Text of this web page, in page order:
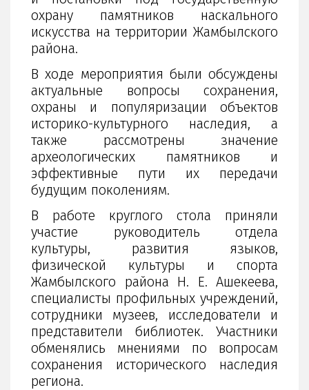
охрану памятников наскального
искусства на территории Жамбылского
района.
В ходе мероприятия были обсуждены
актуальные вопросы сохранения,
охраны и популяризации объектов
историко-культурного наследия, а
также рассмотрены значение
археологических памятников и
эффективные пути их передачи
будущим поколениям.
В работе круглого стола приняли
участие руководитель отдела
культуры, развития языков,
физической культуры и спорта
Жамбылского района Н. Е. Ашекеева,
специалисты профильных учреждений,
сотрудники музеев, исследователи и
представители библиотек. Участники
обменялись мнениями по вопросам
сохранения исторического наследия
региона.